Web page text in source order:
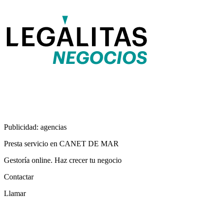
Publicidad: agencias
Presta servicio en CANET DE MAR
Gestoría online. Haz crecer tu negocio
Contactar
Llamar